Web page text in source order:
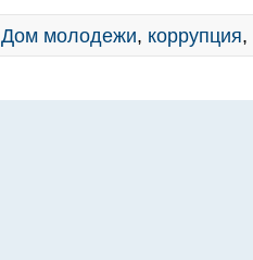
Дом молодежи, коррупция,